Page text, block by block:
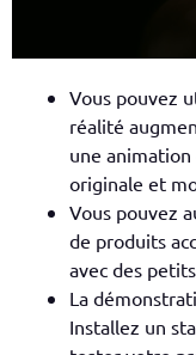
Vous pouvez
réalité
une
originale et
Vous pouvez
de produits
avec des
La
Installez un